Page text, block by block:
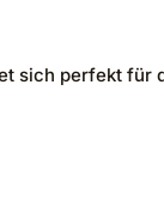
sich perfekt für